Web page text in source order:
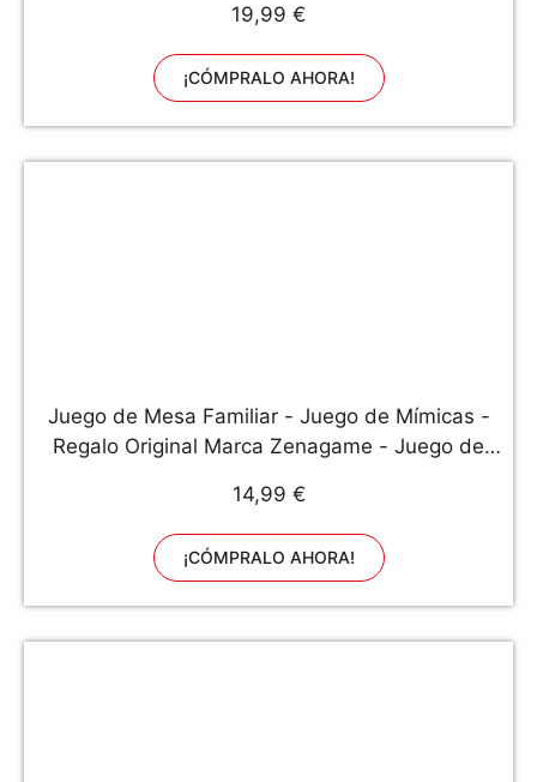
19,99 €
¡CÓMPRALO AHORA!
Juego de Mesa Familiar - Juego de Mímicas -
Regalo Original Marca Zenagame - Juego de
años
14,99 €
¡CÓMPRALO AHORA!